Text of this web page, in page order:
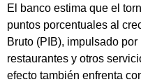
El banco estima que el
puntos porcentuales al
Bruto (PIB), impulsado
restaurantes y otros
efecto también enfrenta